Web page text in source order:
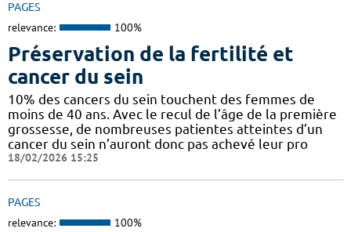
PAGES
relevance: 100%
Préservation de la fertilité et
cancer du sein
10% des cancers du sein touchent des femmes de
moins de 40 ans. Avec le recul de l’âge de la première
grossesse, de nombreuses patientes atteintes d’un
cancer du sein n’auront donc pas achevé leur pro
18/02/2026 15:25
PAGES
relevance: 100%